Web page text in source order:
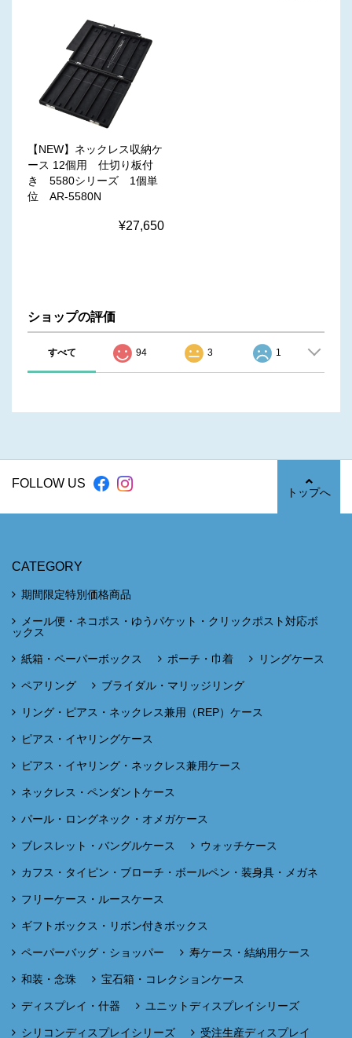
【NEW】ネックレス収納ケ
ース 12個用 仕切り板付
き 5580シリーズ 1個単
位 AR-5580N
¥27,650
ショップの評価
すべて 94 3 1
FOLLOW US
トップへ
CATEGORY
期間限定特別価格商品
メール便・ネコポス・ゆうパケット・クリックポスト対応ボ
ックス
紙箱・ペーパーボックス ポーチ・巾着 リングケース
ペアリング ブライダル・マリッジリング
リング・ピアス・ネックレス兼用（REP）ケース
ピアス・イヤリングケース
ピアス・イヤリング・ネックレス兼用ケース
ネックレス・ペンダントケース
パール・ロングネック・オメガケース
ブレスレット・バングルケース ウォッチケース
カフス・タイピン・ブローチ・ボールペン・装身具・メガネ
フリーケース・ルースケース
ギフトボックス・リボン付きボックス
ペーパーバッグ・ショッパー 寿ケース・結納用ケース
和装・念珠 宝石箱・コレクションケース
ディスプレイ・什器 ユニットディスプレイシリーズ
シリコンディスプレイシリーズ 受注生産ディスプレイ